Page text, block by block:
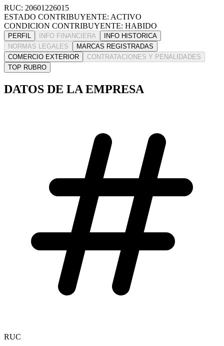
RUC: 20601226015
ESTADO CONTRIBUYENTE: ACTIVO
CONDICION CONTRIBUYENTE: HABIDO
PERFIL INFO FINANCIERA
INFO HISTORICA
NORMAS LEGALES
MARCAS REGISTRADAS
COMERCIO EXTERIOR
CONTRATACIONES Y PENALIDADES
TOP RUBRO
DATOS DE LA EMPRESA
RUC